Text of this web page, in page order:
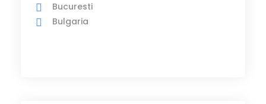
Bucuresti
Bulgaria